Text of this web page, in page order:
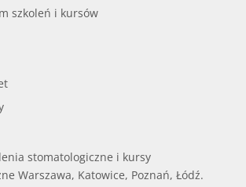
szkoleń i kursów
stomatologiczne i kursy
Warszawa, Katowice, Poznań, Łódź.